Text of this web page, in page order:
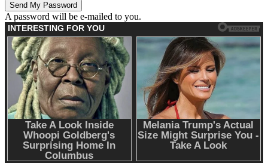
A password will be e-mailed to you.